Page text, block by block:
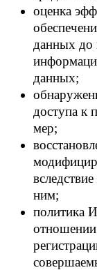
оценка
данных до
данных;
доступа к
мер;
ним;
политика